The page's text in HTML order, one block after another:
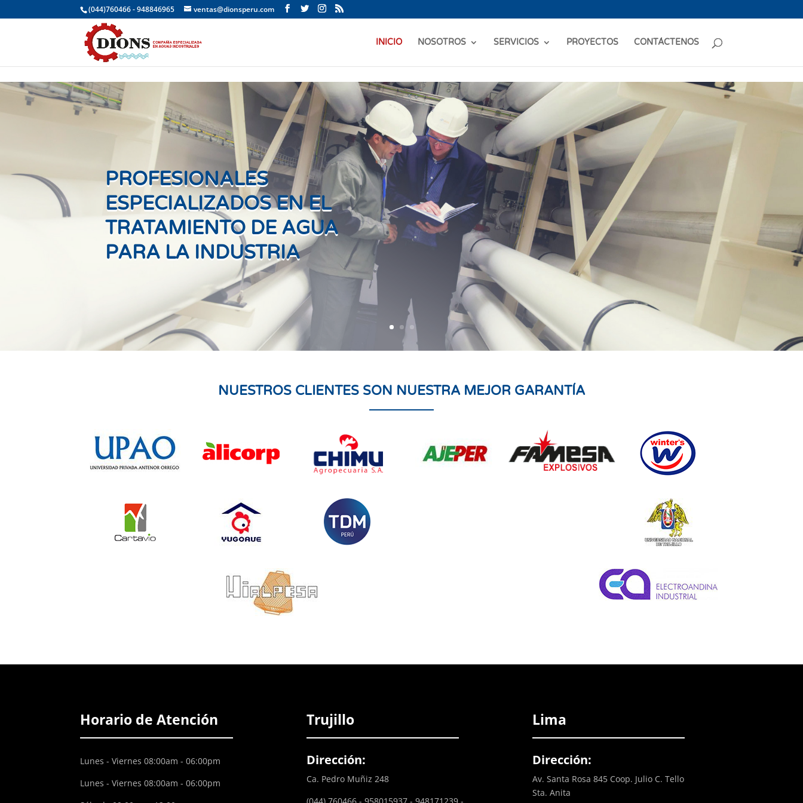
(044)760466 - 948846965 ventas@dionsperu.com
INICIO NOSOTROS SERVICIOS PROYECTOS CONTÁCTENOS
PROFESIONALES
ESPECIALIZADOS EN EL
TRATAMIENTO DE AGUA
PARA LA INDUSTRIA
NUESTROS CLIENTES SON NUESTRA MEJOR GARANTÍA
Horario de Atención
Lunes - Viernes 08:00am - 06:00pm
Lunes - Viernes 08:00am - 06:00pm
Trujillo
Dirección:
Ca. Pedro Muñiz 248
(044) 760466 - 958015937 - 948171239 -
Lima
Dirección:
Av. Santa Rosa 845 Coop. Julio C. Tello
Sta. Anita